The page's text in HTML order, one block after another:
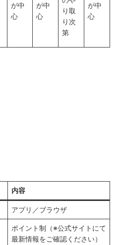
が中
心
が中
心
り取
り次
第
が中
心
内容
アプリ／ブラウザ
ポイント制（※公式サイトにて
最新情報をご確認ください）